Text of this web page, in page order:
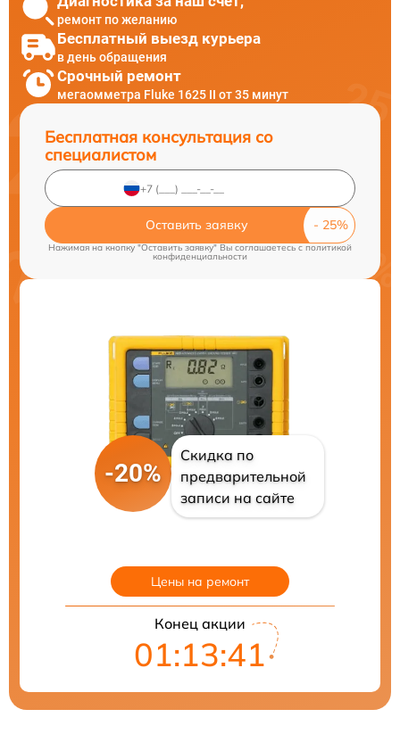
ремонт по желанию
Бесплатный выезд курьера
в день обращения
Срочный ремонт
мегаомметра Fluke 1625 II от 35 минут
Бесплатная консультация со
специалистом
Оставить заявку
Нажимая на кнопку "Оставить заявку" Вы соглашаетесь cполитикой
конфиденциальности
-20%
Скидка по
предварительной
записи на сайте
Цены на ремонт
Конец акции
01:13:40